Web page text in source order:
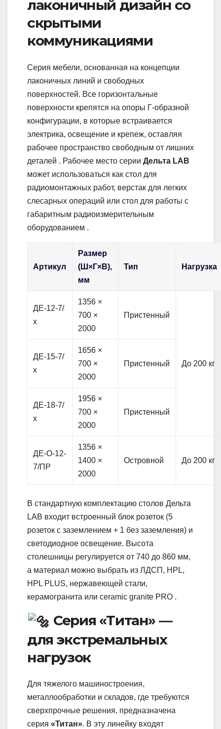
лаконичный дизайн со
скрытыми
коммуникациями
Серия мебели, основанная на концепции
лаконичных линий и свободных
поверхностей. Все горизонтальные
поверхности крепятся на опоры Г-образной
конфигурации, в которые встраивается
электрика, освещение и крепеж, оставляя
рабочее пространство свободным от лишних
деталей . Рабочее место серии Дельта LAB
может использоваться как стол для
радиомонтажных работ, верстак для легких
слесарных операций или стол для работы с
габаритным радиоизмерительным
оборудованием .
Артикул
Размер
(Ш×Г×В),
мм
Тип Нагрузка
ДЕ-12-7/
х
1356 ×
700 ×
2000
Пристенный
До 200 кг
ДЕ-15-7/
х
1656 ×
700 ×
2000
Пристенный
ДЕ-18-7/
х
1956 ×
700 ×
2000
Пристенный
ДЕ-О-12-
7/ПР
1356 ×
1400 ×
2000
Островной До 200 кг
В стандартную комплектацию столов Дельта
LAB входит встроенный блок розеток (5
розеток с заземлением + 1 без заземления) и
светодиодное освещение. Высота
столешницы регулируется от 740 до 860 мм,
а материал можно выбрать из ЛДСП, HPL,
HPL PLUS, нержавеющей стали,
керамогранита или ceramic granite PRO .
Серия «Титан» —
для экстремальных
нагрузок
Для тяжелого машиностроения,
металлообработки и складов, где требуются
сверхпрочные решения, предназначена
серия «Титан». В эту линейку входят